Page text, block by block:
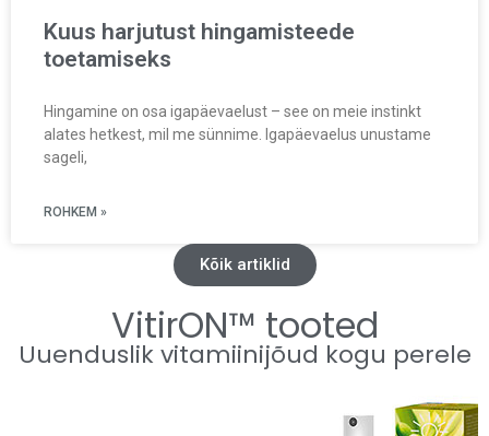
Kuus harjutust hingamisteede
toetamiseks
Hingamine on osa igapäevaelust – see on meie instinkt
alates hetkest, mil me sünnime. Igapäevaelus unustame
sageli,
ROHKEM »
Kõik artiklid
VitirON™ tooted
Uuenduslik vitamiinijõud kogu perele